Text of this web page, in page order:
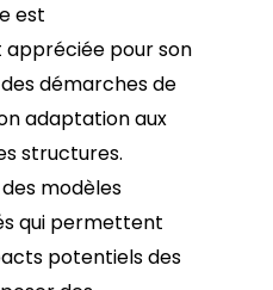
est
pour son
démarches de
adaptation aux
structures.
modèles
qui permettent
potentiels des